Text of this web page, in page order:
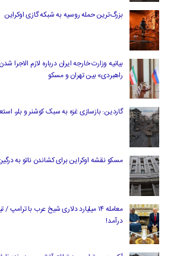
بزرگ‌ترین حمله روسیه به شبکه گازی اوکراین
بیانیه وزارت خارجه ایران درباره لازم‌
راهبردی» بین تهران و مسکو
گاردین: بازسازی غزه به سبک کوشنر و بلر،
مسکو نقشه اوکراین برای کشاندن ناتو به
معامله ۱۴ میلیارد دلاری شیخ عرب با
درآمد!